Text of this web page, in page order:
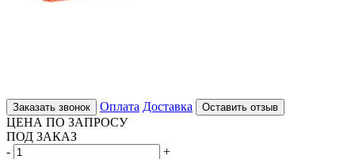
Заказать звонок Оплата Доставка Оставить отзыв
ЦЕНА ПО ЗАПРОСУ
ПОД ЗАКАЗ
-
+